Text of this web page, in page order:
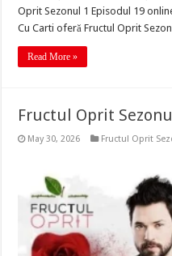
Oprit Sezonul 1 Episodul 19
Cu Carti oferă Fructul Oprit
Read More »
Fructul Oprit
May 30, 2026 Fructul Oprit